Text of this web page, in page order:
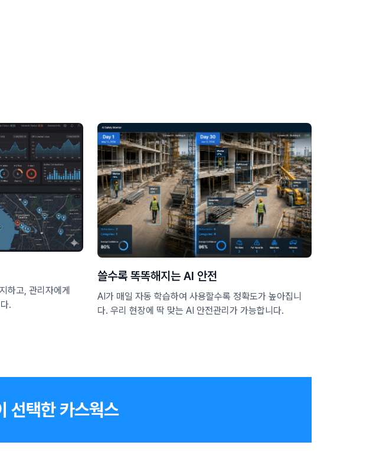
하고, 관리자에게
.
쓸수록 똑똑해지는 AI 안전
AI가 매일 자동 학습하여 사용할수록 정확도가 높아집니
다. 우리 현장에 딱 맞는 AI 안전관리가 가능합니다.
선택한 카스웍스